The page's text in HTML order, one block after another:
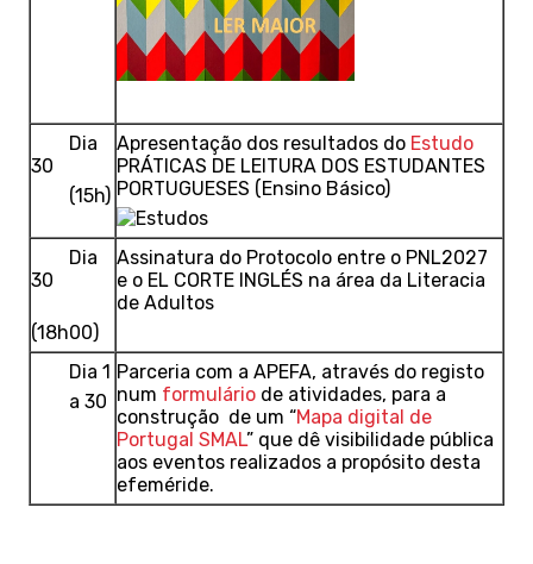
Dia
30
(15h)
Apresentação dos resultados do Estudo
PRÁTICAS DE LEITURA DOS ESTUDANTES
PORTUGUESES (Ensino Básico)
Dia
30
(18h00)
Assinatura do Protocolo entre o PNL2027
e o EL CORTE INGLÉS na área da Literacia
de Adultos
Dia 1
a 30
Parceria com a APEFA, através do registo
num formulário de atividades, para a
construção de um “Mapa digital de
Portugal SMAL” que dê visibilidade pública
aos eventos realizados a propósito desta
efeméride.